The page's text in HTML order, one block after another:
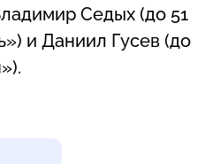
Седых (до 51
и Даниил Гусев (до